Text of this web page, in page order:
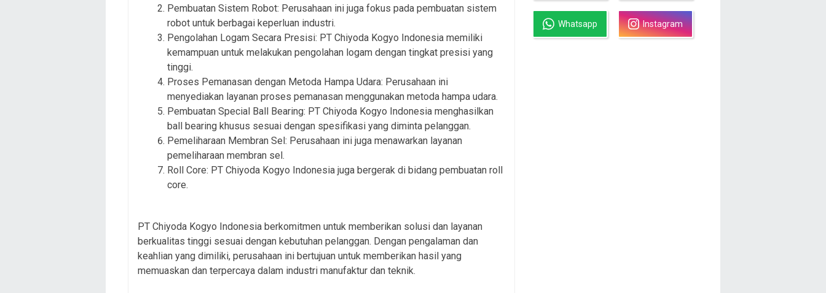
Pembuatan Sistem Robot: Perusahaan ini juga fokus pada pembuatan sistem
robot untuk berbagai keperluan industri.
Pengolahan Logam Secara Presisi: PT Chiyoda Kogyo Indonesia memiliki
kemampuan untuk melakukan pengolahan logam dengan tingkat presisi yang
tinggi.
Proses Pemanasan dengan Metoda Hampa Udara: Perusahaan ini
menyediakan layanan proses pemanasan menggunakan metoda hampa udara.
Pembuatan Special Ball Bearing: PT Chiyoda Kogyo Indonesia menghasilkan
ball bearing khusus sesuai dengan spesifikasi yang diminta pelanggan.
Pemeliharaan Membran Sel: Perusahaan ini juga menawarkan layanan
pemeliharaan membran sel.
Roll Core: PT Chiyoda Kogyo Indonesia juga bergerak di bidang pembuatan roll
core.
PT Chiyoda Kogyo Indonesia berkomitmen untuk memberikan solusi dan layanan
berkualitas tinggi sesuai dengan kebutuhan pelanggan. Dengan pengalaman dan
keahlian yang dimiliki, perusahaan ini bertujuan untuk memberikan hasil yang
memuaskan dan terpercaya dalam industri manufaktur dan teknik.
Whatsapp Instagram